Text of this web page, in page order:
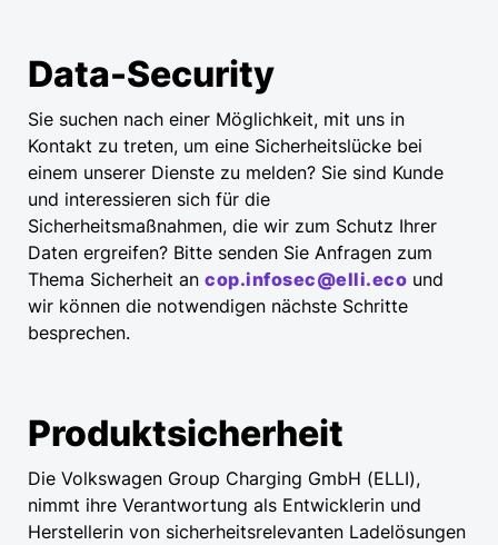
Data-Security
Sie suchen nach einer Möglichkeit, mit uns in
Kontakt zu treten, um eine Sicherheitslücke bei
einem unserer Dienste zu melden? Sie sind Kunde
und interessieren sich für die
Sicherheitsmaßnahmen, die wir zum Schutz Ihrer
Daten ergreifen? Bitte senden Sie Anfragen zum
Thema Sicherheit an cop.infosec@elli.eco und
wir können die notwendigen nächste Schritte
besprechen.
Produktsicherheit
Die Volkswagen Group Charging GmbH (ELLI),
nimmt ihre Verantwortung als Entwicklerin und
Herstellerin von sicherheitsrelevanten Ladelösungen